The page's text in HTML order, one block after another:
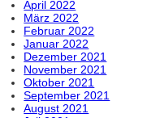
April 2022
März 2022
Februar 2022
Januar 2022
Dezember 2021
November 2021
Oktober 2021
September 2021
August 2021